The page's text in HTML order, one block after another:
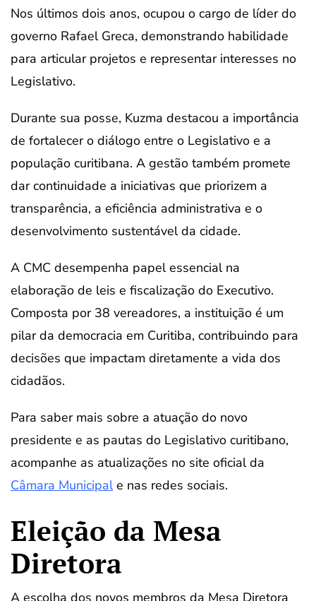
Nos últimos dois anos, ocupou o cargo de líder do
governo Rafael Greca, demonstrando habilidade
para articular projetos e representar interesses no
Legislativo.
Durante sua posse, Kuzma destacou a importância
de fortalecer o diálogo entre o Legislativo e a
população curitibana. A gestão também promete
dar continuidade a iniciativas que priorizem a
transparência, a eficiência administrativa e o
desenvolvimento sustentável da cidade.
A CMC desempenha papel essencial na
elaboração de leis e fiscalização do Executivo.
Composta por 38 vereadores, a instituição é um
pilar da democracia em Curitiba, contribuindo para
decisões que impactam diretamente a vida dos
cidadãos.
Para saber mais sobre a atuação do novo
presidente e as pautas do Legislativo curitibano,
acompanhe as atualizações no site oficial da
Câmara Municipale nas redes sociais.
Eleição da Mesa
Diretora
A escolha dos novos membros da Mesa Diretora